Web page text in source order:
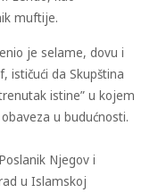
muftije.
je selame, dovu i
ističući da Skupština
istine” u kojem
u budućnosti.
Njegov i
u Islamskoj